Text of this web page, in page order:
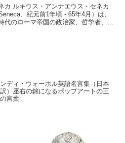
カ ルキウス・アンナエウス・セネカ
、紀元前1年頃 - 65年4月）は、
のローマ帝国の政治家、哲学者、詩
ディ・ウォーホル英語名言集（日本
）座右の銘になるポップアートの王
言葉